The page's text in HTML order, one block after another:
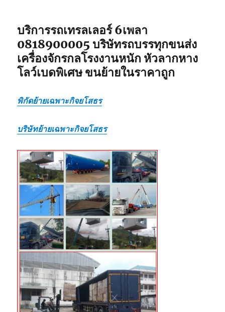
บริการรถเทรลเลอร์ 6เพลา
0818900005 บริษัทรถบรรทุกขนส่ง
เครื่องจักรกลโรงงานหนัก หัวลากหาง
โลว์เบดพิเศษ ขนย้ายในราคาถูก
พิกัดย้ายเฉพาะกิจยโสธร
บริษัทย้ายเฉพาะกิจยโสธร